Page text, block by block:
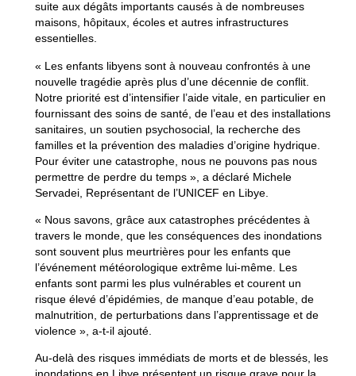
suite aux dégâts importants causés à de nombreuses
maisons, hôpitaux, écoles et autres infrastructures
essentielles.
« Les enfants libyens sont à nouveau confrontés à une
nouvelle tragédie après plus d’une décennie de conflit.
Notre priorité est d’intensifier l’aide vitale, en particulier en
fournissant des soins de santé, de l’eau et des installations
sanitaires, un soutien psychosocial, la recherche des
familles et la prévention des maladies d’origine hydrique.
Pour éviter une catastrophe, nous ne pouvons pas nous
permettre de perdre du temps », a déclaré Michele
Servadei, Représentant de l’UNICEF en Libye.
« Nous savons, grâce aux catastrophes précédentes à
travers le monde, que les conséquences des inondations
sont souvent plus meurtrières pour les enfants que
l’événement météorologique extrême lui-même. Les
enfants sont parmi les plus vulnérables et courent un
risque élevé d’épidémies, de manque d’eau potable, de
malnutrition, de perturbations dans l’apprentissage et de
violence », a-t-il ajouté.
Au-delà des risques immédiats de morts et de blessés, les